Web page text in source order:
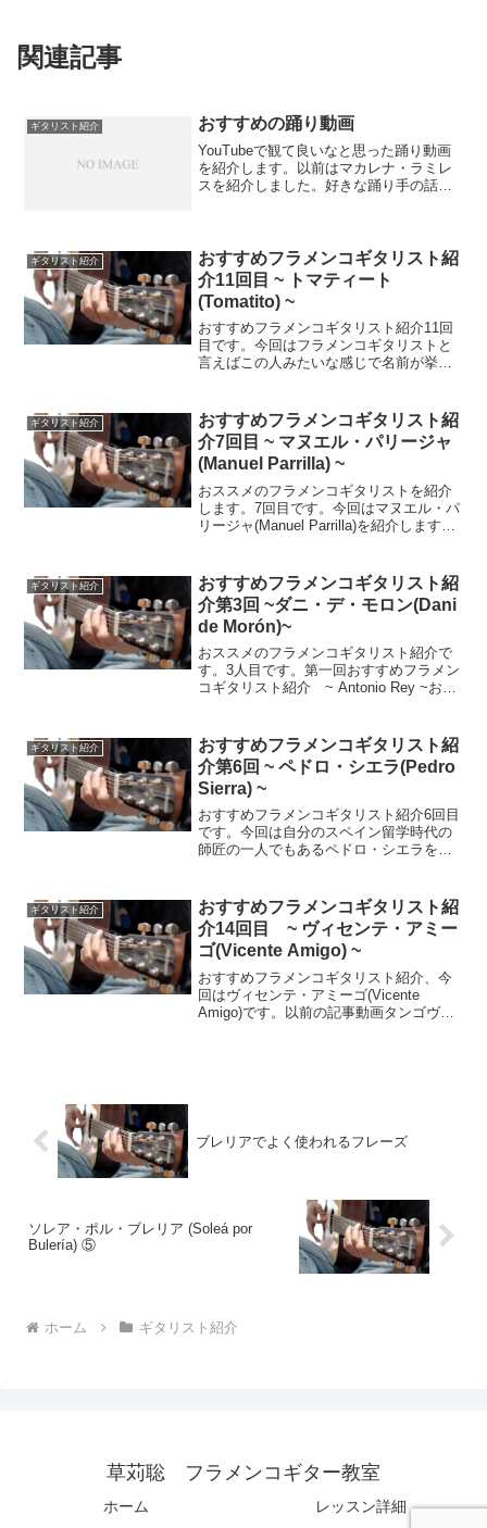
関連記事
ギタリスト紹介 おすすめの踊り動画
YouTubeで観て良いなと思った踊り動画
を紹介します。以前はマカレナ・ラミレ
スを紹介しました。好きな踊り手の話今
り)...
ギタリスト紹介
おすすめフラメンコギタリスト紹
介11回目 ~ トマティート
(Tomatito) ~
おすすめフラメンコギタリスト紹介11回
目です。今回はフラメンコギタリストと
言えばこの人みたいな感じで名前が挙が
の記事おすすめフラメンコギタリスト紹
介...
ギタリスト紹介
おすすめフラメンコギタリスト紹
介7回目 ~ マヌエル・パリージャ
(Manuel Parrilla) ~
おススメのフラメンコギタリストを紹介
します。7回目です。今回はマヌエル・パ
リージャ(Manuel Parrilla)を紹介します。
Sierra) ~おすすめフ...
ギタリスト紹介
おすすめフラメンコギタリスト紹
介第3回 ~ダニ・デ・モロン(Dani
de Morón)~
おススメのフラメンコギタリスト紹介で
す。3人目です。第一回おすすめフラメン
コギタリスト紹介 ~ Antonio Rey ~おす
はダニ・デ・モロン(D...
ギタリスト紹介
おすすめフラメンコギタリスト紹
介第6回 ~ ペドロ・シエラ(Pedro
Sierra) ~
おすすめフラメンコギタリスト紹介6回目
です。今回は自分のスペイン留学時代の
師匠の一人でもあるペドロ・シエラを紹
Perla)~おすすめフラメンコギタリスト紹
介第...
ギタリスト紹介
おすすめフラメンコギタリスト紹
介14回目 ~ ヴィセンテ・アミー
ゴ(Vicente Amigo) ~
おすすめフラメンコギタリスト紹介、今
回はヴィセンテ・アミーゴ(Vicente
Amigo)です。以前の記事動画タンゴヴィ
ブレリアでよく使われるフレーズ
ソレア・ポル・ブレリア (Soleá por
Bulería) ⑤
ホーム ギタリスト紹介
草苅聡 フラメンコギター教室
ホーム レッスン詳細